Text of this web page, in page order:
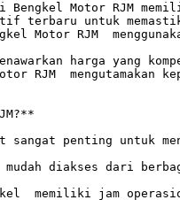
Motor RJM
terbaru untuk
Motor RJM
harga yang
RJM  mengutamakan
penting untuk
diakses dari
memiliki jam